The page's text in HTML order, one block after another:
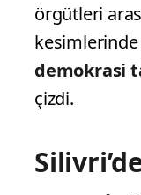
örgütleri
kesimlerinde
demokrasi
çizdi.